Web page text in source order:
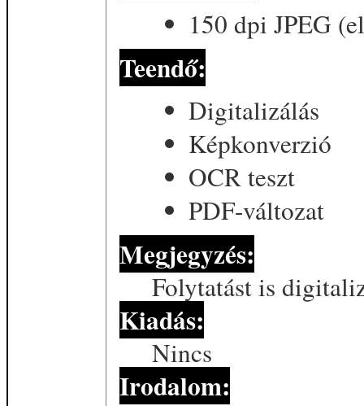
150 dpi JPEG
Teendő:
Digitalizálás
Képkonverzió
OCR teszt
PDF-változat
Megjegyzés:
Folytatást is
Kiadás:
Nincs
Irodalom: